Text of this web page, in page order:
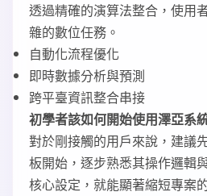
透過精確的演算法整合，使用
雜的數位任務。
自動化流程優化
即時數據分析與預測
跨平臺資訊整合串接
初學者該如何開始使用澤亞系
對於剛接觸的用戶來說，建議
板開始，逐步熟悉其操作邏輯
核心設定，就能顯著縮短專案